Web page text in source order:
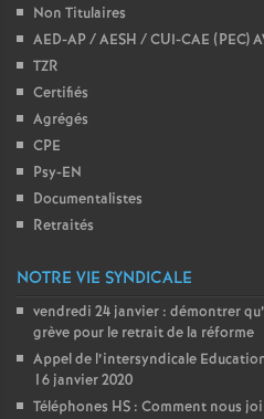
Non Titulaires
AED-AP / AESH / CUI-CAE (PEC)
TZR
Certifiés
Agrégés
CPE
Psy-EN
Documentalistes
Retraités
NOTRE VIE SYNDICALE
vendredi 24 janvier : démontrer
grève pour le retrait de la réforme
Appel de l’intersyndicale
16 janvier 2020
Téléphones HS : Comment nous